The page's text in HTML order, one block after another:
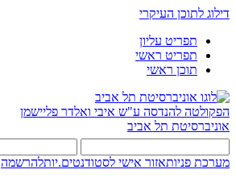
דילוג לתוכן העיקרי
תפריט עליון
תפריט ראשי
תוכן ראשי
הפקולטה להנדסה ע"ש איבי ואלדר פליישמן
אוניברסיטת תל אביב
מערכת פניותאזור אישי לסטודנטים.יותלהרשמה